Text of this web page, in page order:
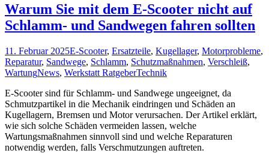
Warum Sie mit dem E-Scooter nicht auf
Schlamm- und Sandwegen fahren sollten
11. Februar 2025E-Scooter, Ersatzteile, Kugellager, Motorprobleme,
Reparatur, Sandwege, Schlamm, Schutzmaßnahmen, Verschleiß,
WartungNews, Werkstatt RatgeberTechnik
E-Scooter sind für Schlamm- und Sandwege ungeeignet, da
Schmutzpartikel in die Mechanik eindringen und Schäden an
Kugellagern, Bremsen und Motor verursachen. Der Artikel erklärt,
wie sich solche Schäden vermeiden lassen, welche
Wartungsmaßnahmen sinnvoll sind und welche Reparaturen
notwendig werden, falls Verschmutzungen auftreten.